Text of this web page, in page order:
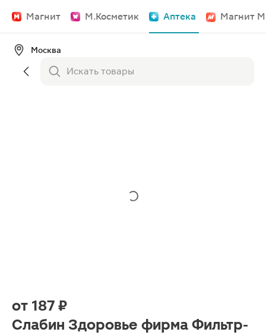
Магнит М.Косметик Аптека Магнит
Москва
от 187 ₽
Слабин Здоровье фирма Фильтр-